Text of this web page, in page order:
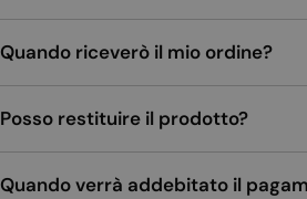
Quando riceverò il mio ordine?
Posso restituire il prodotto?
Quando verrà addebitato il